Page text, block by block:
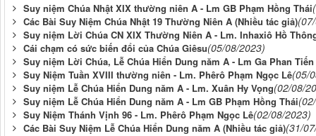
Suy niệm Chúa Nhật XIX thường niên A - Lm GB Phạm Hồng Thái
Các Bài Suy Niệm Chúa Nhật 19 Thường Niên A (Nhiều tác giả)
Suy niệm Lời Chúa CN XIX Thường Niên A - Lm. Inhaxiô Hồ
Cái chạm có sức biến đổi của Chúa Giêsu(05/08/2023)
Suy niệm Lời Chúa, Lễ Chúa Hiển Dung năm A - Lm Ga Phan
Suy Niệm Tuần XVIII thường niên - Lm. Phêrô Phạm Ngọc Lê(05/
Suy niệm Lễ Chúa Hiển Dung năm A - Lm. Xuân Hy Vọng(02/08/
Suy niệm Lễ Chúa Hiển Dung năm A - Lm GB Phạm Hồng Thái
Suy Niệm Thánh Vịnh 96 - Lm. Phêrô Phạm Ngọc Lê(02/08/2023)
Các Bài Suy Niệm Lễ Chúa Hiển Dung năm A (Nhiều tác giả)(31/